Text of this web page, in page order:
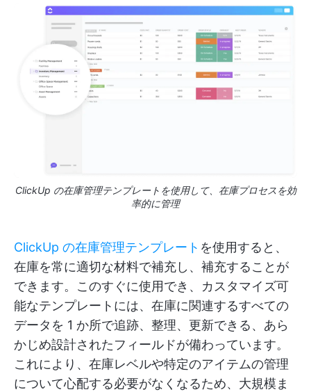
ClickUp の在庫管理テンプレートを使用して、在庫プロセスを効
率的に管理
ClickUp の在庫管理テンプレート を使用すると、
在庫を常に適切な材料で補充し、補充することが
できます。このすぐに使用でき、カスタマイズ可
能なテンプレートには、在庫に関連するすべての
データを 1 か所で追跡、整理、更新できる、あら
かじめ設計されたフィールドが備わっています。
これにより、在庫レベルや特定のアイテムの管理
について心配する必要がなくなるため、大規模ま